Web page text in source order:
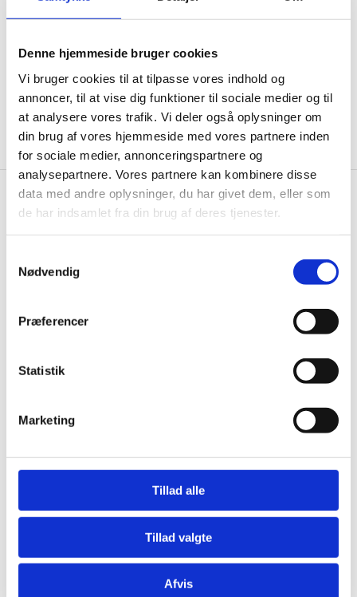
Denne hjemmeside bruger cookies
Vi bruger cookies til at tilpasse vores indhold og
annoncer, til at vise dig funktioner til sociale medier og til
at analysere vores trafik. Vi deler også oplysninger om
din brug af vores hjemmeside med vores partnere inden
for sociale medier, annonceringspartnere og
analysepartnere. Vores partnere kan kombinere disse
data med andre oplysninger, du har givet dem, eller som
de har indsamlet fra din brug af deres tjenester.
Nødvendig
Præferencer
Statistik
Marketing
Tillad alle
Tillad valgte
Afvis
informationer til dig.
Ja tak, tilmeld mig
Wallshop.dk
Gastrobutikken ApS
7430 Ikast
Telefon træffetid:
Mandag til torsdag: 10:00 – 14:00.
Afhentning muligt
man-torsdag fra 08:00-16:00.
Fredag 08:00-13.00